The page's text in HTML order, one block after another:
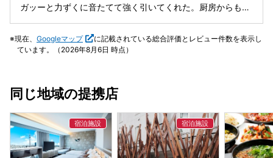
ガッーと力ずくに音たてて強く引いてくれた。厨房からも声
テルマンとしての接遇レベルをあげましょう。特にレストラ
ンの男性スタッフの方。
現在、 Googleマップ
に記載されている総合評価とレビュー件数を表示し
ています。（2026年8月6日 時点）
同じ地域の提携店